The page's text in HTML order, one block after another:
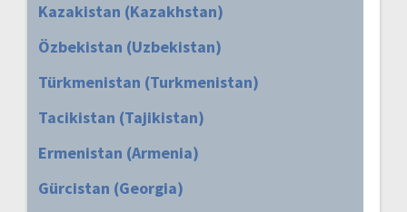
Kazakistan (Kazakhstan)
Özbekistan (Uzbekistan)
Türkmenistan (Turkmenistan)
Tacikistan (Tajikistan)
Ermenistan (Armenia)
Gürcistan (Georgia)